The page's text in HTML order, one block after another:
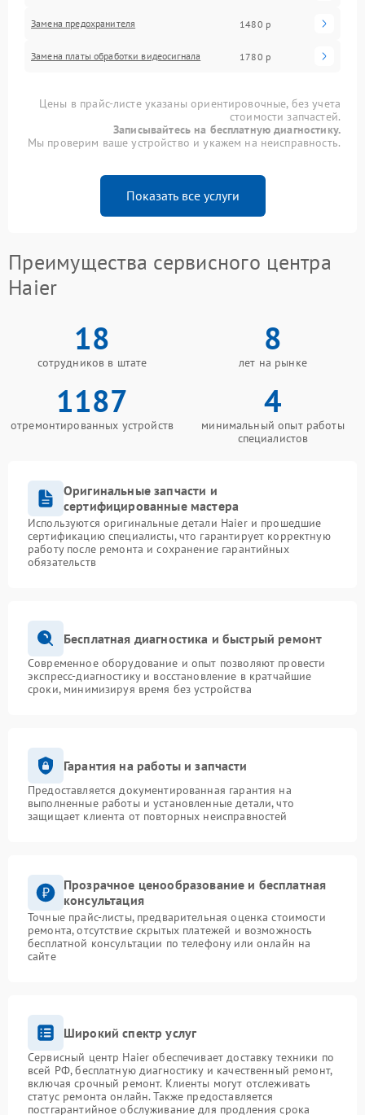
Замена предохранителя 1480 р
Замена платы обработки видеосигнала 1780 р
Цены в прайс-листе указаны ориентировочные, без учета
стоимости запчастей.
Записывайтесь на бесплатную диагностику.
Мы проверим ваше устройство и укажем на неисправность.
Показать все услуги
Преимущества сервисного центра
Haier
18
сотрудников в штате
8
лет на рынке
1187
отремонтированных устройств
4
минимальный опыт работы
специалистов
Оригинальные запчасти и
сертифицированные мастера
Используются оригинальные детали Haier и прошедшие
сертификацию специалисты, что гарантирует корректную
работу после ремонта и сохранение гарантийных
обязательств
Бесплатная диагностика и быстрый ремонт
Современное оборудование и опыт позволяют провести
экспресс-диагностику и восстановление в кратчайшие
сроки, минимизируя время без устройства
Гарантия на работы и запчасти
Предоставляется документированная гарантия на
выполненные работы и установленные детали, что
защищает клиента от повторных неисправностей
Прозрачное ценообразование и бесплатная
консультация
Точные прайс-листы, предварительная оценка стоимости
ремонта, отсутствие скрытых платежей и возможность
бесплатной консультации по телефону или онлайн на
сайте
Широкий спектр услуг
Сервисный центр Haier обеспечивает доставку техники по
всей РФ, бесплатную диагностику и качественный ремонт,
включая срочный ремонт. Клиенты могут отслеживать
статус ремонта онлайн. Также предоставляется
постгарантийное обслуживание для продления срока